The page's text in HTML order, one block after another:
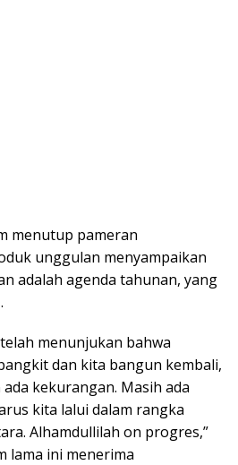
menutup pameran
unggulan menyampaikan
adalah agenda tahunan, yang
menunjukan bahwa
dan kita bangun kembali,
kekurangan. Masih ada
kita lalui dalam rangka
Alhamdullilah on progres,”
lama ini menerima